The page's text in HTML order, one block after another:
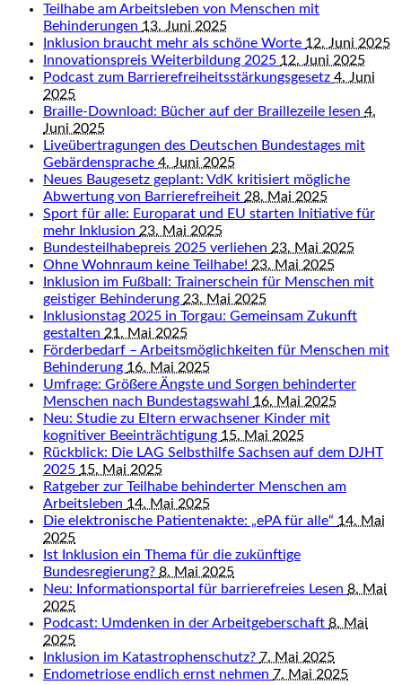
Teilhabe am Arbeitsleben von Menschen mit
Behinderungen 13. Juni 2025
Inklusion braucht mehr als schöne Worte 12. Juni 2025
Innovationspreis Weiterbildung 2025 12. Juni 2025
Podcast zum Barrierefreiheitsstärkungsgesetz 4. Juni
2025
Braille-Download: Bücher auf der Braillezeile lesen 4.
Juni 2025
Liveübertragungen des Deutschen Bundestages mit
Gebärdensprache 4. Juni 2025
Neues Baugesetz geplant: VdK kritisiert mögliche
Abwertung von Barrierefreiheit 28. Mai 2025
Sport für alle: Europarat und EU starten Initiative für
mehr Inklusion 23. Mai 2025
Bundesteilhabepreis 2025 verliehen 23. Mai 2025
Ohne Wohnraum keine Teilhabe! 23. Mai 2025
Inklusion im Fußball: Trainerschein für Menschen mit
geistiger Behinderung 23. Mai 2025
Inklusionstag 2025 in Torgau: Gemeinsam Zukunft
gestalten 21. Mai 2025
Förderbedarf – Arbeitsmöglichkeiten für Menschen mit
Behinderung 16. Mai 2025
Umfrage: Größere Ängste und Sorgen behinderter
Menschen nach Bundestagswahl 16. Mai 2025
Neu: Studie zu Eltern erwachsener Kinder mit
kognitiver Beeinträchtigung 15. Mai 2025
Rückblick: Die LAG Selbsthilfe Sachsen auf dem DJHT
2025 15. Mai 2025
Ratgeber zur Teilhabe behinderter Menschen am
Arbeitsleben 14. Mai 2025
Die elektronische Patientenakte: „ePA für alle“ 14. Mai
2025
Ist Inklusion ein Thema für die zukünftige
Bundesregierung? 8. Mai 2025
Neu: Informationsportal für barrierefreies Lesen 8. Mai
2025
Podcast: Umdenken in der Arbeitgeberschaft 8. Mai
2025
Inklusion im Katastrophenschutz? 7. Mai 2025
Endometriose endlich ernst nehmen 7. Mai 2025